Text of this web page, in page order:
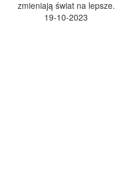
zmieniają świat na lepsze.
19-10-2023